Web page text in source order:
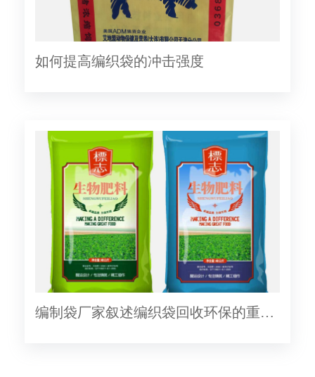
如何提高编织袋的冲击强度
编制袋厂家叙述编织袋回收环保的重要